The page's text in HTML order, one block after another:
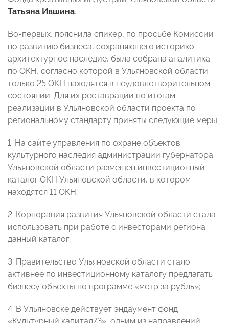
Татьяна Ившина.
Во-первых, пояснила спикер, по просьбе Комиссии
по развитию бизнеса, сохраняющего историко-
архитектурное наследие, была собрана аналитика
по ОКН, согласно которой в Ульяновской области
только 25 ОКН находятся в неудовлетворительном
состоянии. Для их реставрации по итогам
реализации в Ульяновской области проекта по
региональному стандарту приняты следующие меры:
1. На сайте управления по охране объектов
культурного наследия администрации губернатора
Ульяновской области размещен инвестиционный
каталог ОКН Ульяновской области, в котором
находятся 11 ОКН;
2. ⁠Корпорация развития Ульяновской области стала
использовать при работе с инвесторами региона
данный каталог;
3. ⁠Правительство Ульяновской области стало
активнее по инвестиционному каталогу предлагать
бизнесу объекты по программе «метр за рубль»;
4. ⁠В Ульяновске действует эндаумент фонд